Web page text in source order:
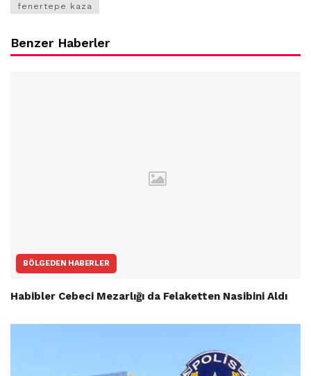
fenertepe kaza
Benzer Haberler
BÖLGEDEN HABERLER
Habibler Cebeci Mezarlığı da Felaketten Nasibini Aldı